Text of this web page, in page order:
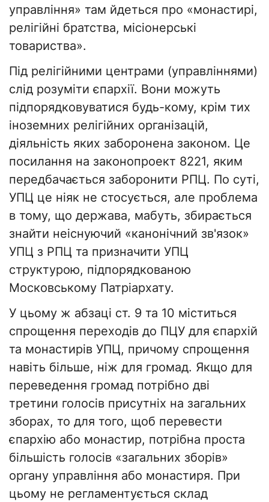
управління» там йдеться про «монастирі,
релігійні братства, місіонерські
товариства».
Під релігійними центрами (управліннями)
слід розуміти єпархії. Вони можуть
підпорядковуватися будь-кому, крім тих
іноземних релігійних організацій,
діяльність яких заборонена законом. Це
посилання на законопроект 8221, яким
передбачається заборонити РПЦ. По суті,
УПЦ це ніяк не стосується, але проблема
в тому, що держава, мабуть, збирається
знайти неіснуючий «канонічний зв'язок»
УПЦ з РПЦ та призначити УПЦ
структурою, підпорядкованою
Московському Патріархату.
У цьому ж абзаці ст. 9 та 10 міститься
спрощення переходів до ПЦУ для єпархій
та монастирів УПЦ, причому спрощення
навіть більше, ніж для громад. Якщо для
переведення громад потрібно дві
третини голосів присутніх на загальних
зборах, то для того, щоб перевести
єпархію або монастир, потрібна проста
більшість голосів «загальних зборів»
органу управління або монастиря. При
цьому не регламентується склад